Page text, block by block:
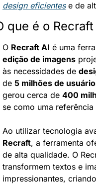
design eficientes e de
que é o Recraft
O Recraft AI é uma
edição de imagens
às necessidades de
de 5 milhões de
gerou cerca de 400
se como uma
Ao utilizar tecnologia
Recraft, a ferramenta
de alta qualidade. O
transformem textos e